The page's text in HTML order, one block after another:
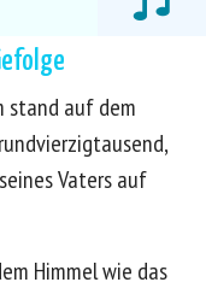
stand auf dem
Vaters auf
Himmel wie das